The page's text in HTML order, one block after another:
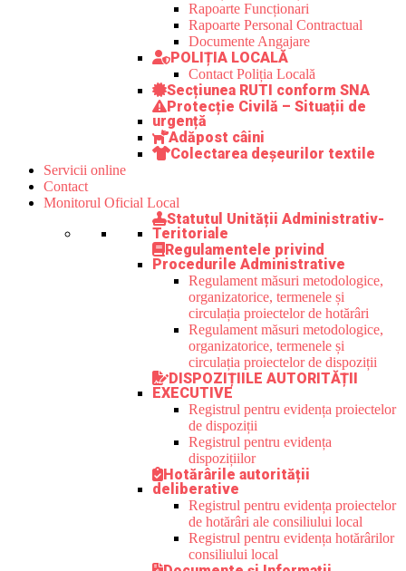
Rapoarte Funcționari
Rapoarte Personal Contractual
Documente Angajare
POLIȚIA LOCALĂ
Contact Poliția Locală
Secțiunea RUTI conform SNA
Protecție Civilă – Situații de
urgență
Adăpost câini
Colectarea deșeurilor textile
Servicii online
Contact
Monitorul Oficial Local
Statutul Unității Administrativ-
Teritoriale
Regulamentele privind
Procedurile Administrative
Regulament măsuri metodologice,
organizatorice, termenele și
circulația proiectelor de hotărâri
Regulament măsuri metodologice,
organizatorice, termenele și
circulația proiectelor de dispoziții
DISPOZIȚIILE AUTORITĂȚII
EXECUTIVE
Registrul pentru evidența proiectelor
de dispoziții
Registrul pentru evidența
dispozițiilor
Hotărârile autorității
deliberative
Registrul pentru evidența proiectelor
de hotărâri ale consiliului local
Registrul pentru evidența hotărârilor
consiliului local